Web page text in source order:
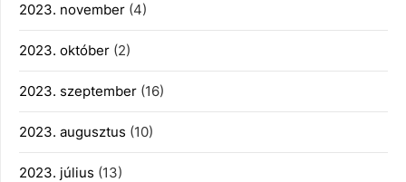
2023. november (4)
2023. október (2)
2023. szeptember (16)
2023. augusztus (10)
2023. július (13)